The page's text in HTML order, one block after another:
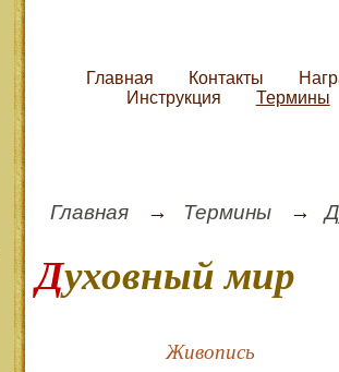
Главная Контакты
Инструкция
Термины
Главная Термины
Духовный мир
Живопись